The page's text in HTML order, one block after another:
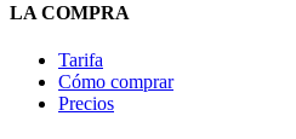
LA COMPRA
Tarifa
Cómo comprar
Precios